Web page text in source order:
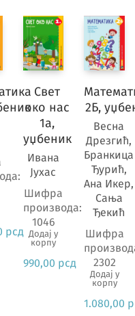
рсд
Свет
око нас
1а,
уџбеник
Ивана
Јухас
Шифра
производа:
1046
Додај у
корпу
990,00 рсд
2Б,
Весна
Дрезгић,
Бранкица
Ђурић,
Ана Икер,
Сања
Ђекић
Шифра
2302
Додај у
корпу
1.080,00